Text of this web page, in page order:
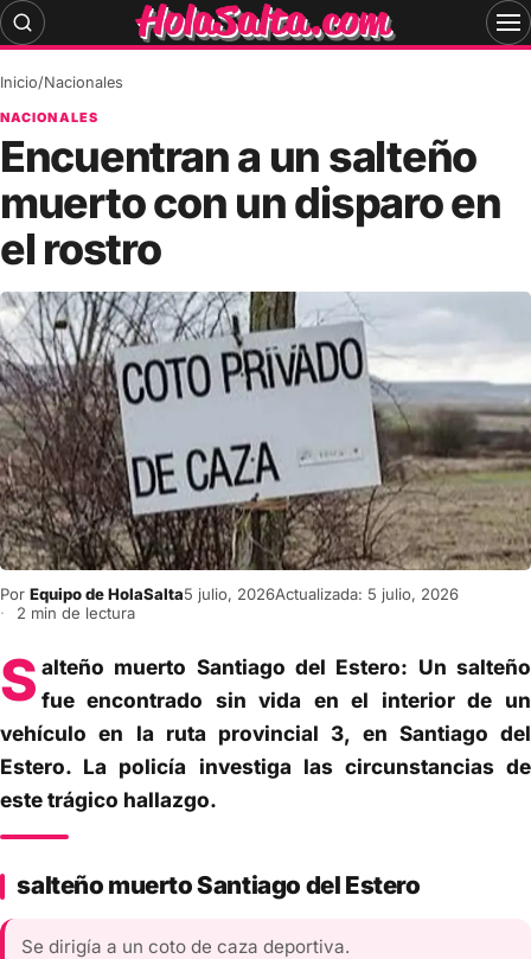
Skip
to
Inicio/Nacionales
NACIONALES
Encuentran a un salteño
muerto con un disparo en
el rostro
Por Equipo de HolaSalta5 julio, 2026Actualizada: 5 julio, 2026
2 min de lectura
S alteño muerto Santiago del Estero: Un salteño
fue encontrado sin vida en el interior de un
vehículo en la ruta provincial 3, en Santiago del
Estero. La policía investiga las circunstancias de
este trágico hallazgo.
salteño muerto Santiago del Estero
Se dirigía a un coto de caza deportiva.